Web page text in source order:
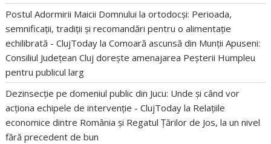
Postul Adormirii Maicii Domnului la ortodocși: Perioada,
semnificații, tradiții și recomandări pentru o alimentație
echilibrată - ClujToday laComoară ascunsă din Munții Apuseni:
Consiliul Județean Cluj dorește amenajarea Peșterii Humpleu
pentru publicul larg
Dezinsecție pe domeniul public din Jucu: Unde și când vor
acționa echipele de intervenție - ClujToday la Relațiile
economice dintre România și Regatul Țărilor de Jos, la un nivel
fără precedent de bun